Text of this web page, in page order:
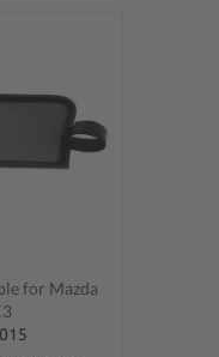
for Mazda